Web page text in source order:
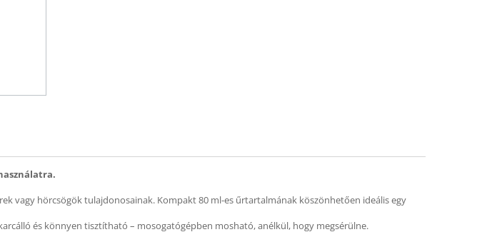
vagy hörcsögök tulajdonosainak. Kompakt 80 ml-es űrtartalmának köszönhetően ideális egy
és könnyen tisztítható – mosogatógépben mosható, anélkül, hogy megsérülne.